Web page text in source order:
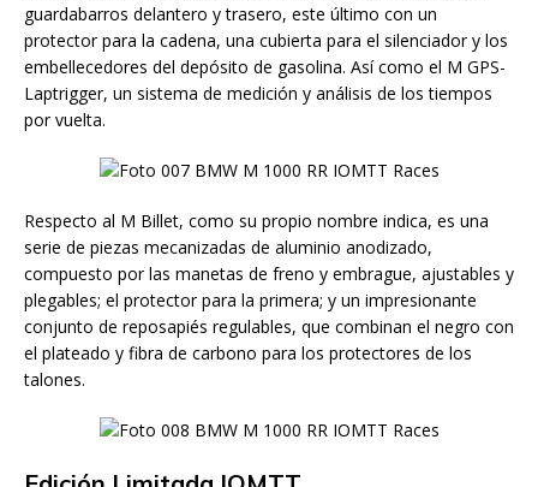
guardabarros delantero y trasero, este último con un
protector para la cadena, una cubierta para el silenciador y los
embellecedores del depósito de gasolina. Así como el M GPS-
Laptrigger, un sistema de medición y análisis de los tiempos
por vuelta.
Respecto al M Billet, como su propio nombre indica, es una
serie de piezas mecanizadas de aluminio anodizado,
compuesto por las manetas de freno y embrague, ajustables y
plegables; el protector para la primera; y un impresionante
conjunto de reposapiés regulables, que combinan el negro con
el plateado y fibra de carbono para los protectores de los
talones.